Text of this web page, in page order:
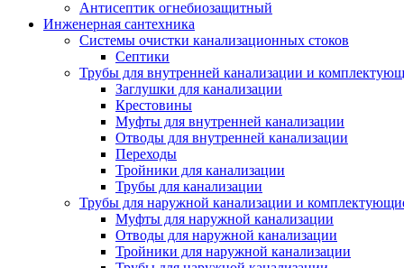
Антисептик огнебиозащитный
Инженерная сантехника
Системы очистки канализационных стоков
Септики
Трубы для внутренней канализации и
Заглушки для канализации
Крестовины
Муфты для внутренней канализации
Отводы для внутренней канализации
Переходы
Тройники для канализации
Трубы для канализации
Трубы для наружной канализации и
Муфты для наружной канализации
Отводы для наружной канализации
Тройники для наружной канализации